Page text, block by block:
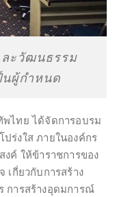
ะวัฒนธรรม
ผู้กำหนด
ไทย ได้จัดการอบรม
ร่งใส ภายในองค์กร
ค์ ให้ข้าราชการของ
เกี่ยวกับการสร้าง
การสร้างอุดมการณ์